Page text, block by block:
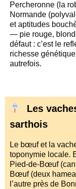
Percheronne (la
Normande
et aptitudes
— pie rouge,
défaut : c’est le
richesse
autrefois.
Les
sarthois
Le bœuf et la
toponymie locale.
Pied-de-Bœuf
Bœuf (deux
l’autre près de